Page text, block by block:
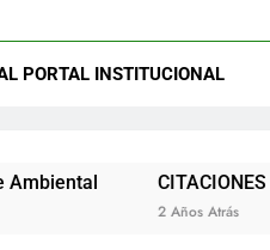
AL PORTAL INSTITUCIONAL
CITACIONES
2 Años Atrás